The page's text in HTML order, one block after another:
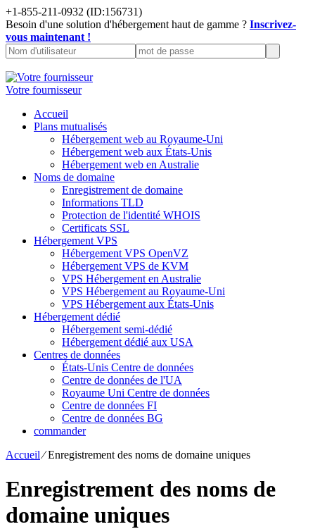
+1-855-211-0932 (ID:156731)
Besoin d'une solution d'hébergement haut de gamme ? Inscrivez-
vous maintenant !
Votre fournisseur
Accueil
Plans mutualisés
Hébergement web au Royaume-Uni
Hébergement web aux États-Unis
Hébergement web en Australie
Noms de domaine
Enregistrement de domaine
Informations TLD
Protection de l'identité WHOIS
Certificats SSL
Hébergement VPS
Hébergement VPS OpenVZ
Hébergement VPS de KVM
VPS Hébergement en Australie
VPS Hébergement au Royaume-Uni
VPS Hébergement aux États-Unis
Hébergement dédié
Hébergement semi-dédié
Hébergement dédié aux USA
Centres de données
États-Unis Centre de données
Centre de données de l'UA
Royaume Uni Centre de données
Centre de données FI
Centre de données BG
commander
Accueil⁄Enregistrement des noms de domaine uniques
Enregistrement des noms de
domaine uniques